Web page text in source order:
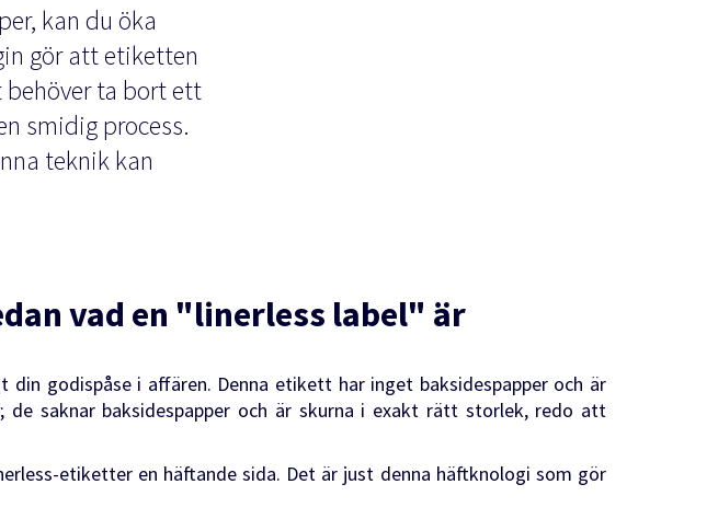
kan du öka
gör att etiketten
ta bort ett
smidig process.
teknik kan
vad en "linerless label" är
godispåse i affären. Denna etikett har inget baksidespapper och är
saknar baksidespapper och är skurna i exakt rätt storlek, redo att
etiketter en häftande sida. Det är just denna häftknologi som gör